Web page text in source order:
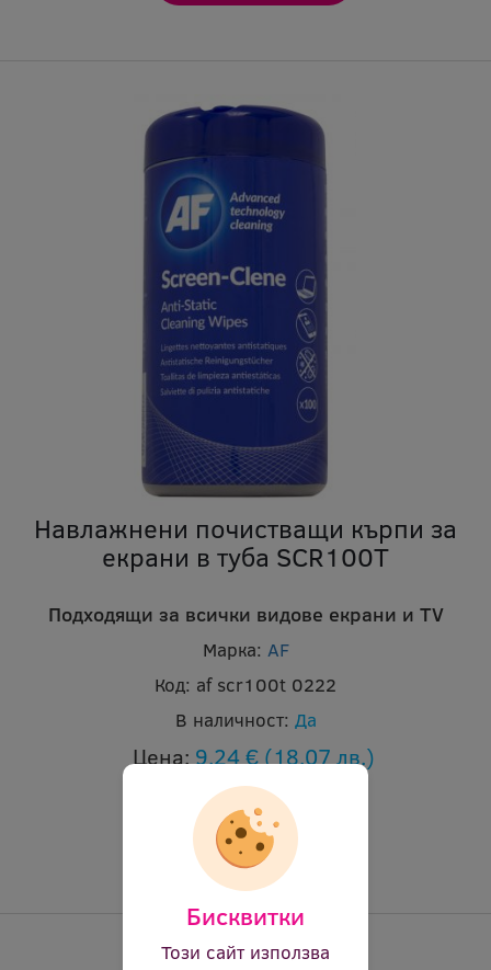
Навлажнени почистващи кърпи за
екрани в туба SCR100T
Подходящи за всички видове екрани и TV
Марка: AF
Код: af scr100t 0222
В наличност: Да
Цена: 9.24 € (18.07 лв.)
Бисквитки
Този сайт използва